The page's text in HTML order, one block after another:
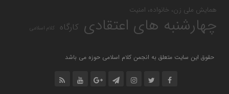
همایش ملی زن، خانواده، امنیت
چهارشنبه های اعتقادی کارگاه کلام اسلامی
حقوق این سایت متعلق به انجمن کلام اسلامی حوزه می باشد